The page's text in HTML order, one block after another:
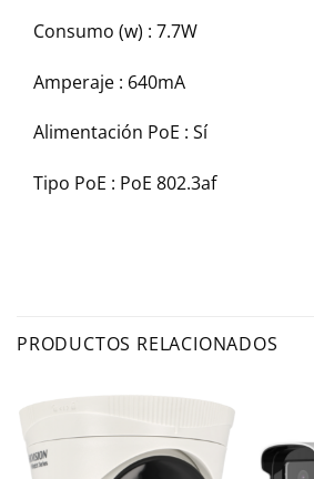
Consumo (w) : 7.7W
Amperaje : 640mA
Alimentación PoE : Sí
Tipo PoE : PoE 802.3af
PRODUCTOS RELACIONADOS